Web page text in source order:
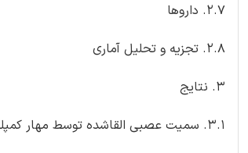
2.7. داروها
2.8. تجزیه و تحلیل آماری
3. نتایج
3.1. سمیت عصبی القاشده توسط مهار کمپلکس IV زنجیره تنفسی میتوکندری، به‌طور قابل‌توجهی در طی ام اس تجربی افزایش پیدا می‌کند